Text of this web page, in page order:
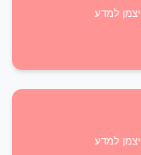
למדע
למדע